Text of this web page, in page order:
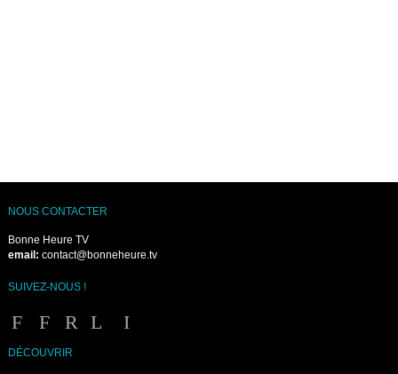
NOUS CONTACTER
Bonne Heure TV
email: contact@bonneheure.tv
SUIVEZ-NOUS !
DÉCOUVRIR